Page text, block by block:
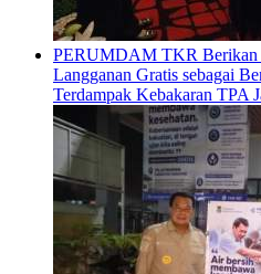
PERUMDAM TKR Berikan
Langganan Gratis sebagai
Terdampak Kebakaran TPA